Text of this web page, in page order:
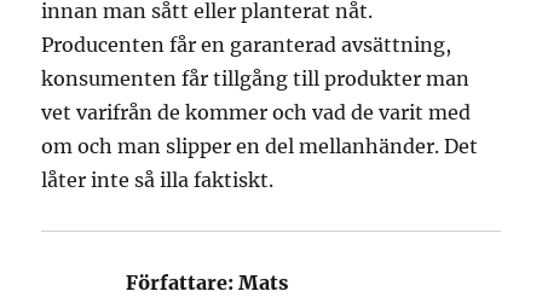
innan man sått eller planterat nåt.
Producenten får en garanterad avsättning,
konsumenten får tillgång till produkter man
vet varifrån de kommer och vad de varit med
om och man slipper en del mellanhänder. Det
låter inte så illa faktiskt.
Författare: Mats